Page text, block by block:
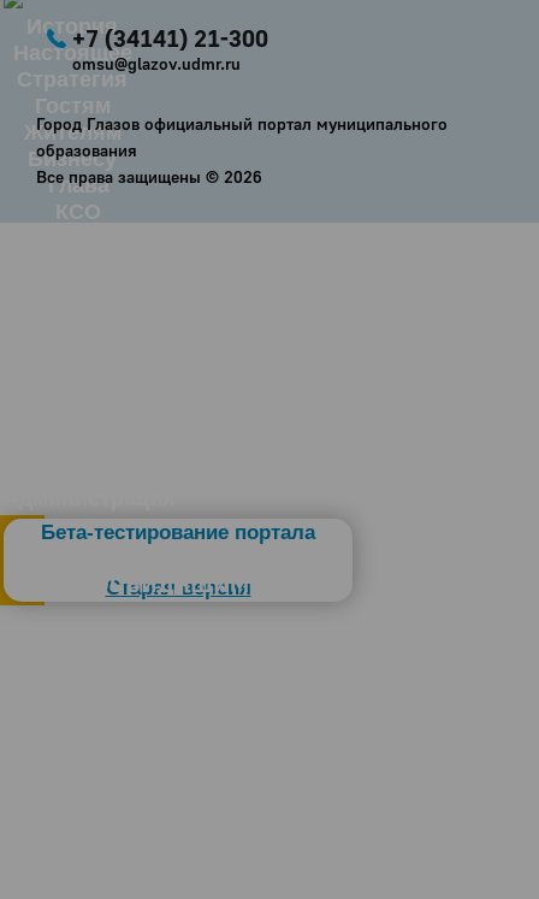
История
Настоящее
Стратегия
Гостям
Жителям
Бизнесу
Глава
КСО
Бета-тестирование портала
Старая версия
Слабовидящим
+7 (34141) 21-300
omsu@glazov.udmr.ru
Город Глазов официальный портал муниципального
образования
Все права защищены © 2026